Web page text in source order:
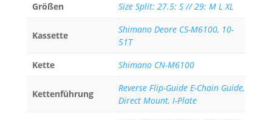
Größen
Size Split: 27.5: S // 29: M L XL
Kassette
Shimano Deore CS-M6100, 10-
51T
Kette
Shimano CN-M6100
Kettenführung
Reverse Flip-Guide E-Chain Guide,
Direct Mount, I-Plate